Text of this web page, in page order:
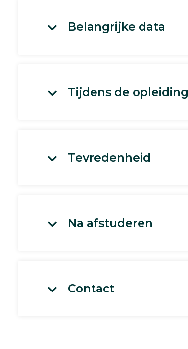
Belangrijke data
Tijdens de opleiding
Tevredenheid
Na afstuderen
Contact